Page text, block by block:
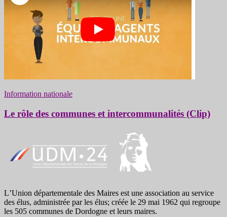
Information nationale
Le rôle des communes et intercommunalités (Clip)
LʼUnion départementale des Maires est une association au service
des élus, administrée par les élus; créée le 29 mai 1962 qui regroupe
les 505 communes de Dordogne et leurs maires.